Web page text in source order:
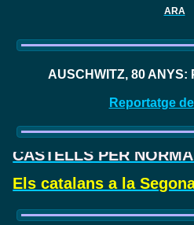
ARA
AUSCHWITZ, 80
Reportatge
CASTELLS PER
Els catalans a la